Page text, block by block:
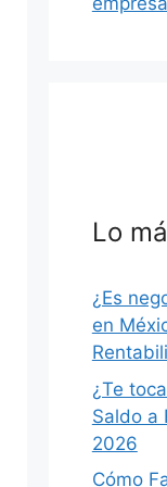
Lo
¿Es
en
¿Te
Saldo a
2026
Cómo